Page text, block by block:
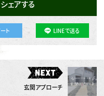
ェアする
ト LINEで送る
玄関アプローチ